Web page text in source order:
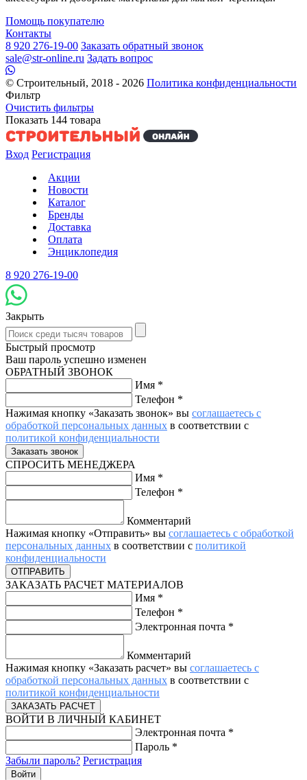
Помощь покупателю
Контакты
8 920 276-19-00 Заказать обратный звонок
sale@str-online.ru Задать вопрос
© Строительный, 2018 - 2026 Политика конфиденциальности
Фильтр
Очистить фильтры
Показать 144 товара
Вход Регистрация
Акции
Новости
Каталог
Бренды
Доставка
Оплата
Энциклопедия
8 920 276-19-00
Закрыть
Быстрый просмотр
Ваш пароль успешно изменен
ОБРАТНЫЙ ЗВОНОК
Имя *
Телефон *
Нажимая кнопку «Заказать звонок» вы соглашаетесь с
обработкой персональных данных в соответствии с
политикой конфиденциальности
СПРОСИТЬ МЕНЕДЖЕРА
Имя *
Телефон *
Комментарий
Нажимая кнопку «Отправить» вы соглашаетесь с обработкой
персональных данных в соответствии с политикой
конфиденциальности
ЗАКАЗАТЬ РАСЧЕТ МАТЕРИАЛОВ
Имя *
Телефон *
Электронная почта *
Комментарий
Нажимая кнопку «Заказать расчет» вы соглашаетесь с
обработкой персональных данных в соответствии с
политикой конфиденциальности
ВОЙТИ В ЛИЧНЫЙ КАБИНЕТ
Электронная почта *
Пароль *
Забыли пароль? Регистрация